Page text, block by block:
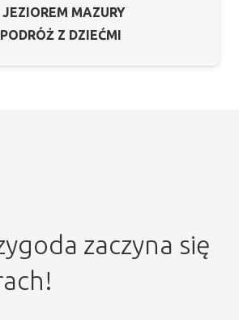
MAZURY
Z DZIEĆMI
zaczyna się